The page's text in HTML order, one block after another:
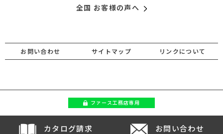
全国 お客様の声へ
お問い合わせ サイトマップ リンクについて
ファース工務店専用
カタログ請求 お問い合わせ